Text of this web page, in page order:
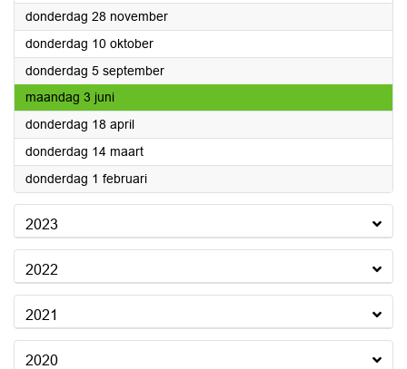
donderdag 28 november2024
donderdag 10 oktober2024
donderdag 5 september2024
maandag 3 juni2024
donderdag 18 april2024
donderdag 14 maart2024
donderdag 1 februari2024
2023
2022
2021
2020